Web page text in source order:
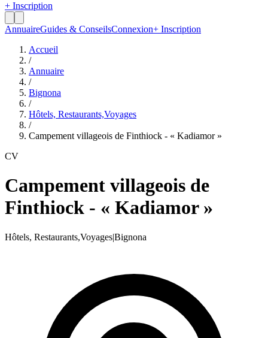
+ Inscription
AnnuaireGuides & ConseilsConnexion+ Inscription
Accueil
/
Annuaire
/
Bignona
/
Hôtels, Restaurants,Voyages
/
Campement villageois de Finthiock - « Kadiamor »
CV
Campement villageois de
Finthiock - « Kadiamor »
Hôtels, Restaurants,Voyages|Bignona